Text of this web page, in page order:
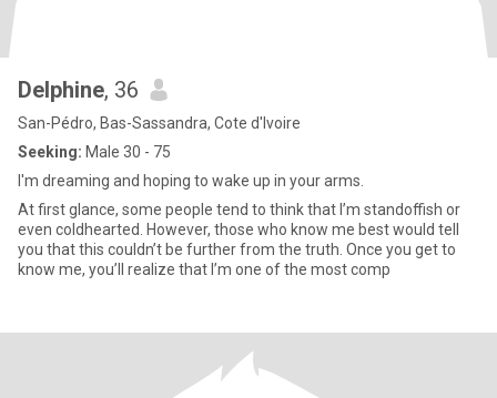
Delphine, 36
San-Pédro, Bas-Sassandra, Cote d'Ivoire
Seeking: Male 30 - 75
I'm dreaming and hoping to wake up in your arms.
At first glance, some people tend to think that I’m standoffish or
even coldhearted. However, those who know me best would tell
you that this couldn’t be further from the truth. Once you get to
know me, you’ll realize that I’m one of the most comp